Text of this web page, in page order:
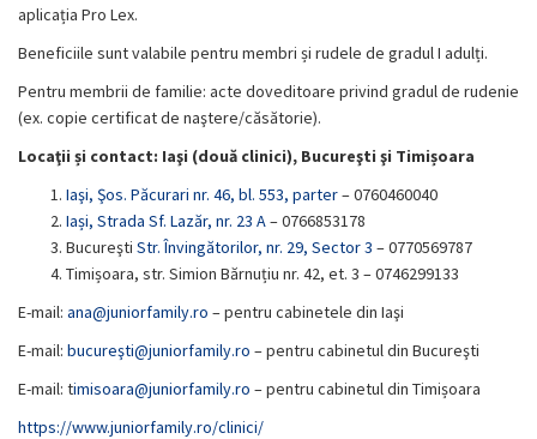
aplicația Pro Lex.
Beneficiile sunt valabile pentru membri și rudele de gradul I adulți.
Pentru membrii de familie: acte doveditoare privind gradul de rudenie
(ex. copie certificat de naştere/căsătorie).
Locaţii și contact: Iaşi (două clinici), Bucureşti şi Timișoara
Iaşi, Şos. Păcurari nr. 46, bl. 553, parter– 0760460040
Iași, Strada Sf. Lazăr, nr. 23 A– 0766853178
Bucureşti Str. Învingătorilor, nr. 29, Sector 3 – 0770569787
Timișoara, str. Simion Bărnuțiu nr. 42, et. 3 – 0746299133
E-mail: ana@juniorfamily.ro – pentru cabinetele din Iaşi
E-mail: bucureşti@juniorfamily.ro – pentru cabinetul din Bucureşti
E-mail: timisoara@juniorfamily.ro – pentru cabinetul din Timișoara
https://www.juniorfamily.ro/clinici/